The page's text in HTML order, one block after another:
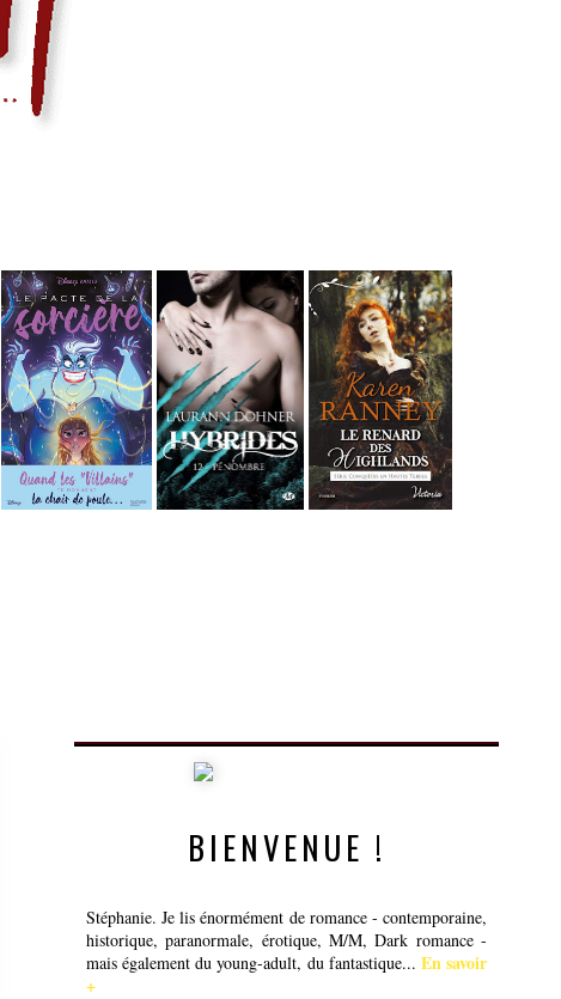
BIENVENUE !
Stéphanie. Je lis énormément de romance - contemporaine,
historique, paranormale, érotique, M/M, Dark romance -
mais également du young-adult, du fantastique... En savoir
+